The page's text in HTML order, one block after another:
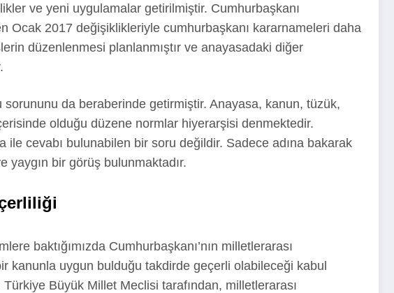
ve yeni uygulamalar getirilmiştir. Cumhurbaşkanı
Ocak 2017 değişiklikleriyle cumhurbaşkanı kararnameleri daha
düzenlenmesi planlanmıştır ve anayasadaki diğer
da beraberinde getirmiştir. Anayasa, kanun, tüzük,
olduğu düzene normlar hiyerarşisi denmektedir.
cevabı bulunabilen bir soru değildir. Sadece adına bakarak
bir görüş bulunmaktadır.
baktığımızda Cumhurbaşkanı’nın milletlerarası
kanunla uygun bulduğu takdirde geçerli olabileceği kabul
Büyük Millet Meclisi tarafından, milletlerarası